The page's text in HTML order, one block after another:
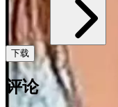
下载
评论